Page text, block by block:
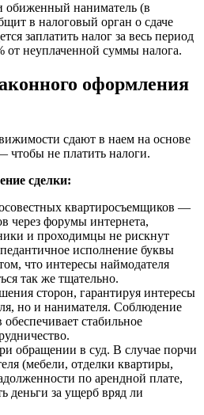
обиженный наниматель (в
в налоговый орган о сдаче
заплатить налог за весь период
неуплаченной суммы налога.
оформления
сдают в наем на основе
чтобы не платить налоги.
сделки:
квартиросъемщиков —
через форумы интернета,
и проходимцы не рискнут
исполнение буквы
что интересы наймодателя
так же тщательно.
сторон, гарантируя интересы
но и нанимателя. Соблюдение
стабильное
обращении в суд. В случае порчи
(мебели, отделки квартиры,
по арендной плате,
деньги за ущерб вряд ли